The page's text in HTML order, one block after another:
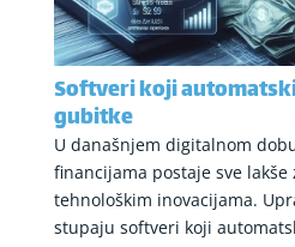
Softveri koji
gubitke
U današnjem digitalnom
financijama postaje sve lakše
tehnološkim inovacijama.
stupaju softveri koji